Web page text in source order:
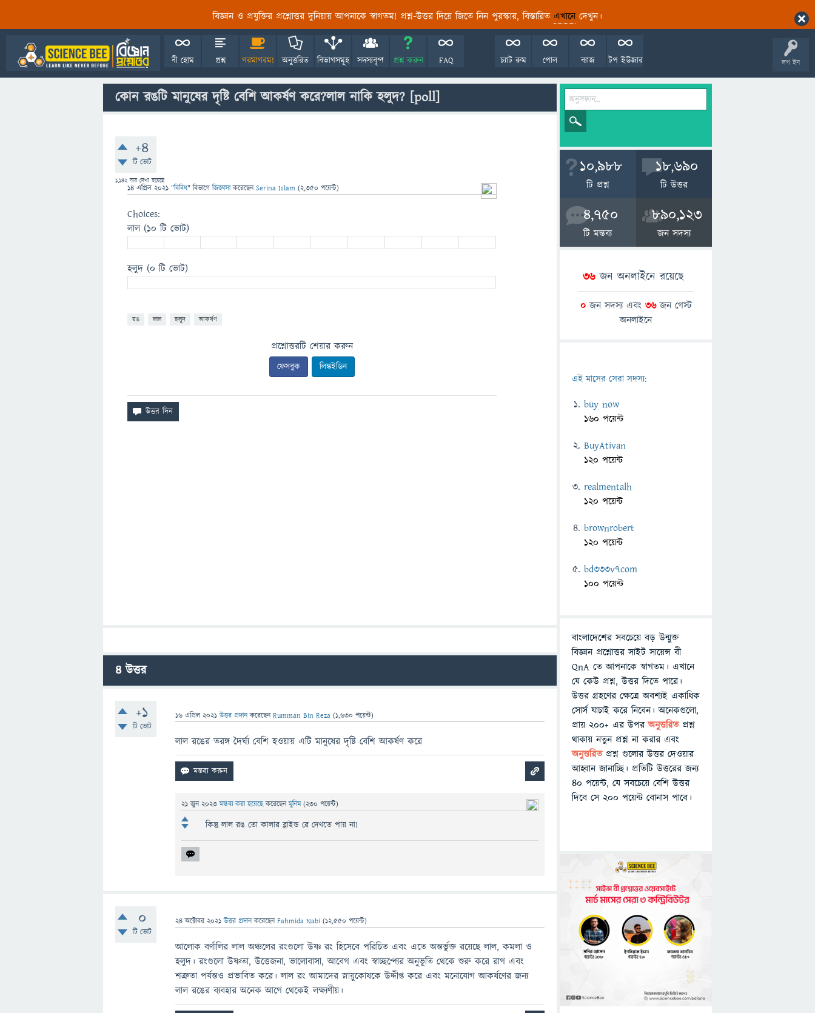
বিজ্ঞান ও প্রযুক্তির প্রশ্নোত্তর দুনিয়ায় আপনাকে স্বাগতম! প্রশ্ন-উত্তর দিয়ে জিতে নিন পুরস্কার, বিস্তারিত এখানেদেখুন।
লগ ইন
বী হোম প্রশ্ন গরমাগরম! অনুত্তরিত বিভাগসমূহ সদস্যবৃন্দ প্রশ্ন করুন FAQ টপ ইউজার
ব্যাজ
পোল
চ্যাট রুম
কোন রঙটি মানুষের দৃষ্টি বেশি আকর্ষণ করে?লাল নাকি হলুদ? [poll]
+4
টি ভোট
1,142বার দেখা হয়েছে
14 এপ্রিল 2021 "বিবিধ" বিভাগে জিজ্ঞাসাকরেছেনSerina Islam (2,350 পয়েন্ট)
Choices:
লাল(10 টি ভোট)
হলুদ (0 টি ভোট)
রঙ লাল হলুদ আকর্ষণ
প্রশ্নোত্তরটি শেয়ার করুন
ফেসবুক লিঙ্কইডিন
4উত্তর
+1
টি ভোট
16 এপ্রিল 2021 উত্তর প্রদান করেছেনRumman Bin Reza (1,630 পয়েন্ট)
লাল রঙের তরঙ্গ দৈর্ঘ্য বেশি হওয়ায় এটি মানুষের দৃষ্টি বেশি আকর্ষণ করে
21 জুন 2023 মন্তব্য করা হয়েছেকরেছেনমুনিম (230 পয়েন্ট)
কিন্তু লাল রঙ তো কালার ব্লাইন্ড রে দেখতে পায় না!
0
টি ভোট
24 অক্টোবর 2021 উত্তর প্রদান করেছেনFahmida Nabi (12,550 পয়েন্ট)
আলোক বর্ণালির লাল অঞ্চলের রংগুলো উষ্ণ রং হিসেবে পরিচিত এবং এতে অন্তর্ভুক্ত রয়েছে লাল, কমলা ও
হলুদ। রংগুলো উষ্ণতা, উত্তেজনা, ভালোবাসা, আবেগ এবং স্বাচ্ছন্দ্যের অনুভূতি থেকে শুরু করে রাগ এবং
শত্রুতা পর্যন্তও প্রভাবিত করে। লাল রং আমাদের স্নায়ুকোষকে উদ্দীপ্ত করে এবং মনোযোগ আকর্ষণের জন্য
লাল রঙের ব্যবহার অনেক আগে থেকেই লক্ষ্যণীয়।
10,988
টি প্রশ্ন
18,690
টি উত্তর
4,750
টি মন্তব্য
890,123
জন সদস্য
36 জন অনলাইনে রয়েছে
0জন সদস্য এবং 36জন গেস্ট
অনলাইনে
এই মাসের সেরা সদস্য:
buy now
160 পয়েন্ট
BuyAtivan
120 পয়েন্ট
realmentalh
120 পয়েন্ট
brownrobert
120 পয়েন্ট
bd333v7com
100 পয়েন্ট
বাংলাদেশের সবচেয়ে বড় উন্মুক্ত
বিজ্ঞান প্রশ্নোত্তর সাইট সায়েন্স বী
QnA তে আপনাকে স্বাগতম। এখানে
যে কেউ প্রশ্ন, উত্তর দিতে পারে।
উত্তর গ্রহণের ক্ষেত্রে অবশ্যই একাধিক
সোর্স যাচাই করে নিবেন। অনেকগুলো,
প্রায় ২০০+ এর উপরঅনুত্তরিতপ্রশ্ন
থাকায় নতুন প্রশ্ন না করার এবং
অনুত্তরিত প্রশ্ন গুলোর উত্তর দেওয়ার
আহ্বান জানাচ্ছি। প্রতিটি উত্তরের জন্য
৪০ পয়েন্ট, যে সবচেয়ে বেশি উত্তর
দিবে সে ২০০ পয়েন্ট বোনাস পাবে।